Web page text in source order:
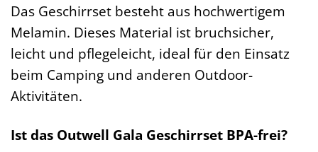
Das Geschirrset besteht aus hochwertigem
Melamin. Dieses Material ist bruchsicher,
leicht und pflegeleicht, ideal für den Einsatz
beim Camping und anderen Outdoor-
Aktivitäten.
Ist das Outwell Gala Geschirrset BPA-frei?